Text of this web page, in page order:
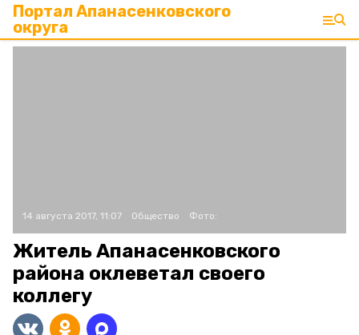
Портал Апанасенковского
округа
14 августа 2017, 11:07 Общество Фото:
Житель Апанасенковского
района оклеветал своего
коллегу